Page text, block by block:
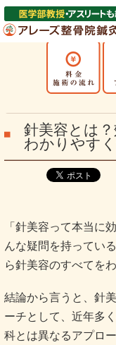
針美容とは
わかりやす
「針美容って本当に
んな疑問を持ってい
ら針美容のすべてを
結論から言うと、針
ーチとして、近年多
科とは異なるアプロ